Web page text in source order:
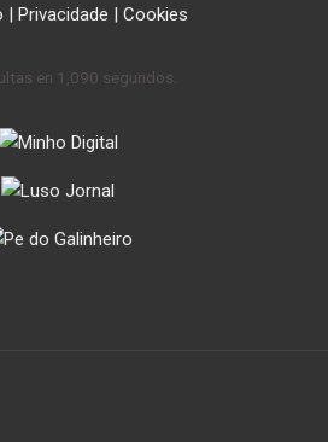
| Privacidade | Cookies
en 1,090 segundos.